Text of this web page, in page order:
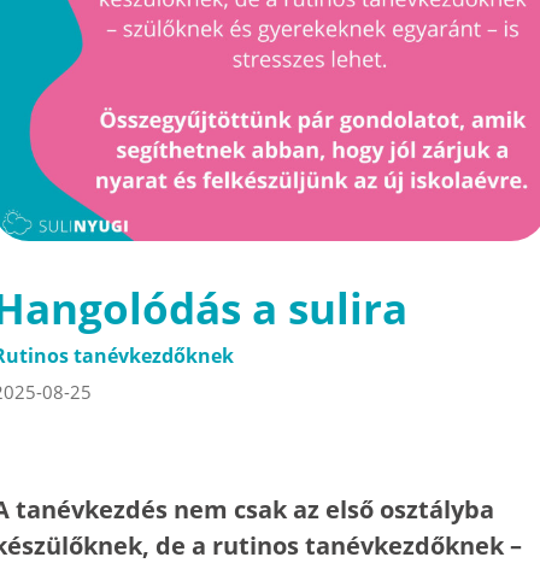
a sulira
tanévkezdőknek
08-25
tanévkezdés nem csak az első osztályba
de a rutinos tanévkezdőknek –